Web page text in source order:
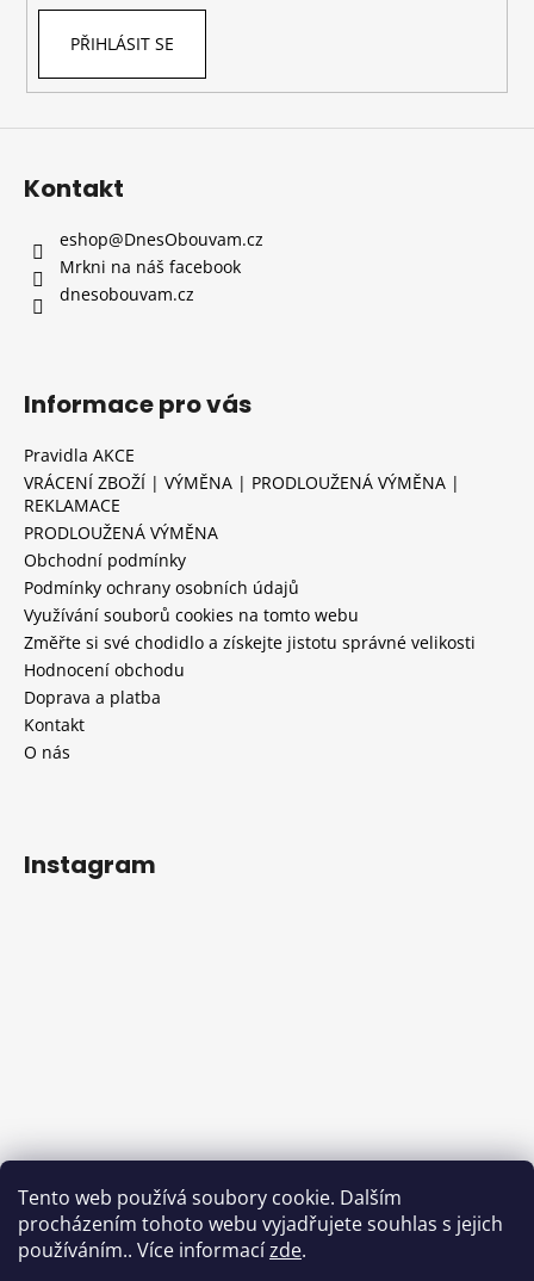
Tento web používá soubory cookie. Dalším
procházením tohoto webu vyjadřujete souhlas s jejich
používáním.. Více informacízde.
PŘIHLÁSIT SE
Kontakt
eshop@DnesObouvam.cz
Mrkni na náš facebook
dnesobouvam.cz
Informace pro vás
Pravidla AKCE
VRÁCENÍ ZBOŽÍ | VÝMĚNA | PRODLOUŽENÁ VÝMĚNA |
REKLAMACE
PRODLOUŽENÁ VÝMĚNA
Obchodní podmínky
Podmínky ochrany osobních údajů
Využívání souborů cookies na tomto webu
Změřte si své chodidlo a získejte jistotu správné velikosti
Hodnocení obchodu
Doprava a platba
Kontakt
O nás
Instagram
Facebook